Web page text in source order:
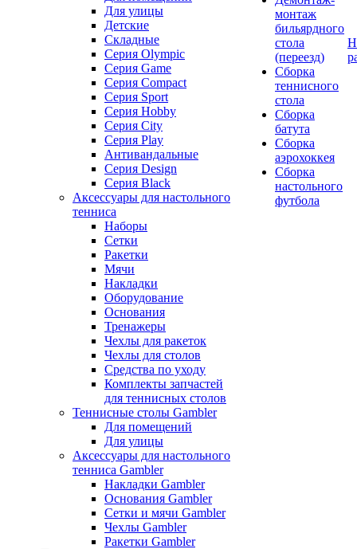
Для улицы
Детские
Складные
Серия Olympic
Серия Game
Серия Compact
Серия Sport
Серия Hobby
Серия City
Серия Play
Антивандальные
Серия Design
Серия Black
Аксессуары для настольного
тенниса
Наборы
Сетки
Ракетки
Мячи
Накладки
Оборудование
Основания
Тренажеры
Чехлы для ракеток
Чехлы для столов
Средства по уходу
Комплекты запчастей
для теннисных столов
Теннисные столы Gambler
Для помещений
Для улицы
Аксессуары для настольного
тенниса Gambler
Накладки Gambler
Основания Gambler
Сетки и мячи Gambler
Чехлы Gambler
Ракетки Gambler
монтаж
бильярдного
стола
(переезд)
Сборка
теннисного
стола
Сборка
батута
Сборка
аэрохоккея
Сборка
настольного
футбола